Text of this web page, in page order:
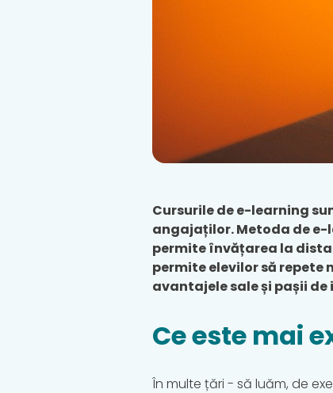
Cursurile de e-learning
angajaților. Metoda de e-
permite învățarea la
permite elevilor să
avantajele sale și pașii
Ce este mai
În multe țări - să luăm, de